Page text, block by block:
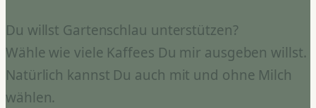
Du willst Gartenschlau unterstützen?
Wähle wie viele Kaffees Du mir ausgeben willst.
Natürlich kannst Du auch mit und ohne Milch
wählen.